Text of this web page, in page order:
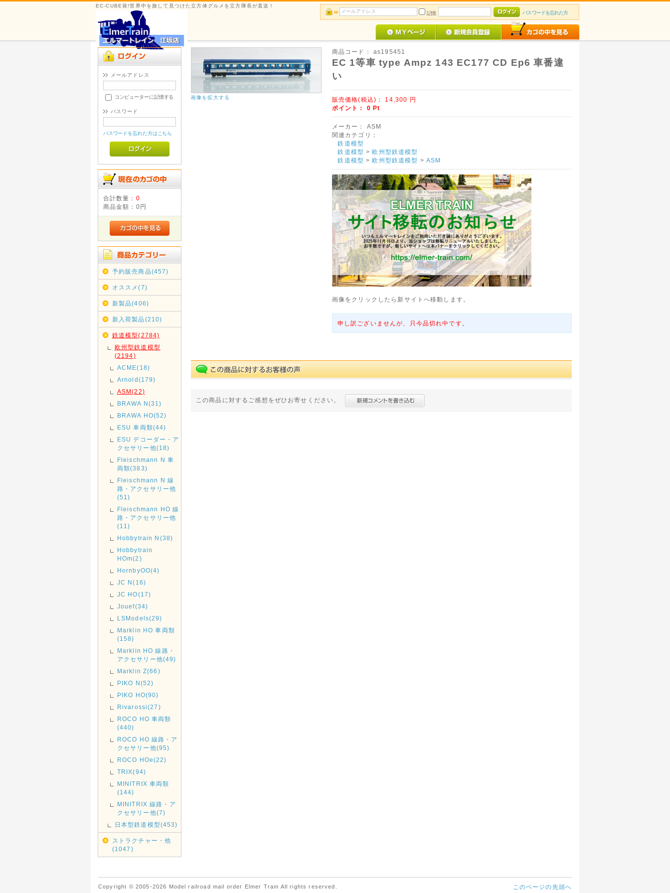
EC-CUBE発!世界中を旅して見つけた立方体グルメを立方隊長が直送！
記憶
パスワードを忘れた方
メールアドレス
コンピューターに記憶する
パスワード
パスワードを忘れた方はこちら
合計数量： 0
商品金額： 0円
予約販売商品(457)
オススメ(7)
新製品(406)
新入荷製品(210)
鉄道模型(2784)
欧州型鉄道模型
(2194)
ACME(18)
Arnold(179)
ASM(22)
BRAWA N(31)
BRAWA HO(52)
ESU 車両類(44)
ESU デコーダー・ア
クセサリー他(18)
Fleischmann N 車
両類(383)
Fleischmann N 線
路・アクセサリー他
(51)
Fleischmann HO 線
路・アクセサリー他
(11)
Hobbytrain N(38)
Hobbytrain
HOm(2)
HornbyOO(4)
JC N(16)
JC HO(17)
Jouef(34)
LSModels(29)
Marklin HO 車両類
(158)
Marklin HO 線路・
アクセサリー他(49)
Marklin Z(66)
PIKO N(52)
PIKO HO(90)
Rivarossi(27)
ROCO HO 車両類
(440)
ROCO HO 線路・ア
クセサリー他(95)
ROCO HOe(22)
TRIX(94)
MINITRIX 車両類
(144)
MINITRIX 線路・ア
クセサリー他(7)
日本型鉄道模型(453)
ストラクチャー・他
(1047)
画像を拡大する
商品コード： as195451
EC 1等車 type Ampz 143 EC177 CD Ep6 車番違
い
販売価格(税込)： 14,300 円
ポイント： 0 Pt
メーカー：
ASM
関連カテゴリ：
鉄道模型
鉄道模型 >欧州型鉄道模型
鉄道模型 >欧州型鉄道模型 >ASM
画像をクリックしたら新サイトへ移動します。
申し訳ございませんが、只今品切れ中です。
この商品に対するご感想をぜひお寄せください。
このページの先頭へ
Copyright © 2005-2026 Model railroad mail order Elmer Train All rights reserved.